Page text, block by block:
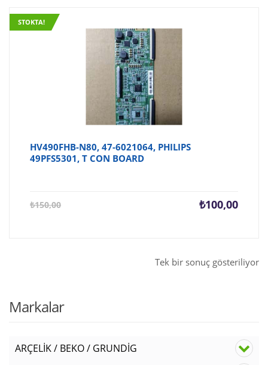
STOKTA!
HV490FHB-N80, 47-6021064, PHILIPS
49PFS5301, T CON BOARD
₺150,00 ₺100,00
Şu
Tek bir sonuç gösteriliyor
Markalar
ARÇELİK / BEKO / GRUNDİG